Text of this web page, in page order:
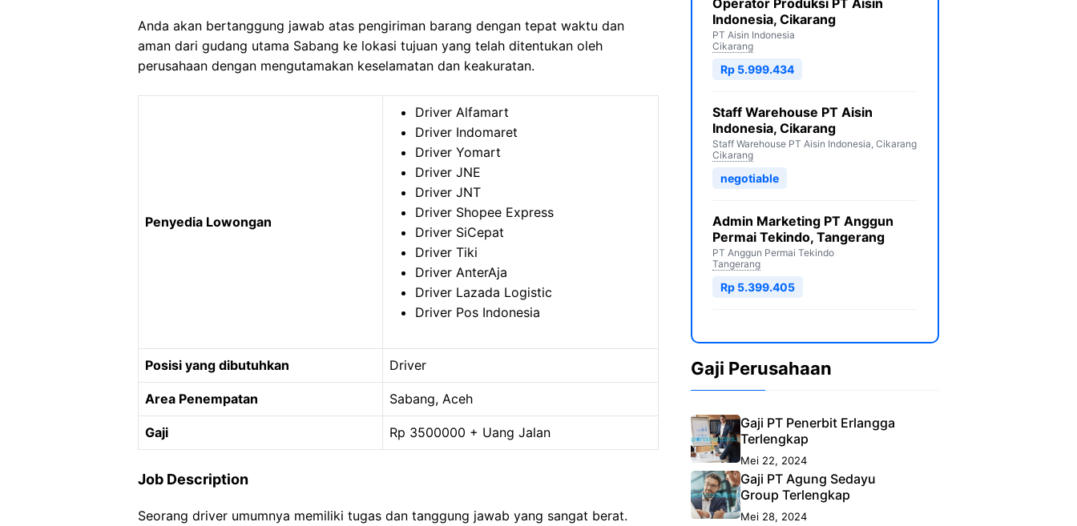
Anda akan bertanggung jawab atas pengiriman barang dengan tepat waktu dan
aman dari gudang utama Sabang ke lokasi tujuan yang telah ditentukan oleh
perusahaan dengan mengutamakan keselamatan dan keakuratan.
Penyedia Lowongan
Driver Alfamart
Driver Indomaret
Driver Yomart
Driver JNE
Driver JNT
Driver Shopee Express
Driver SiCepat
Driver Tiki
Driver AnterAja
Driver Lazada Logistic
Driver Pos Indonesia
Posisi yang dibutuhkan Driver
Area Penempatan Sabang, Aceh
Gaji Rp 3500000 + Uang Jalan
Job Description
Seorang driver umumnya memiliki tugas dan tanggung jawab yang sangat berat.
Operator Produksi PT Aisin
Indonesia, Cikarang
PT Aisin Indonesia
Cikarang
Rp 5.999.434
Staff Warehouse PT Aisin
Indonesia, Cikarang
Staff Warehouse PT Aisin Indonesia, Cikarang
Cikarang
negotiable
Admin Marketing PT Anggun
Permai Tekindo, Tangerang
PT Anggun Permai Tekindo
Tangerang
Rp 5.399.405
Gaji Perusahaan
Gaji PT Penerbit Erlangga
Terlengkap
Mei 22, 2024
Gaji PT Agung Sedayu
Group Terlengkap
Mei 28, 2024